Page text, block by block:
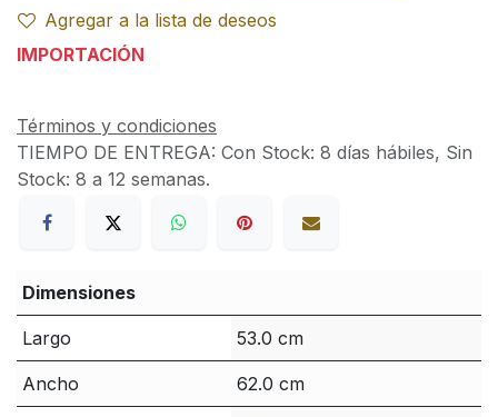
Agregar a la lista de deseos
IMPORTACIÓN
Términos y condiciones
TIEMPO DE ENTREGA: Con Stock: 8 días hábiles, Sin
Stock: 8 a 12 semanas.
Dimensiones
Largo 53.0 cm
Ancho 62.0 cm